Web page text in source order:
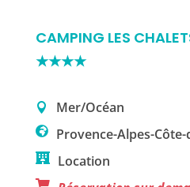
CAMPING LES
★★★★
Mer/Océan
Provence-Alpes-
Location